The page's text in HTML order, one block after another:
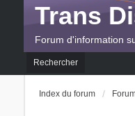
Trans
Forum d'information
Rechercher
Index du forum